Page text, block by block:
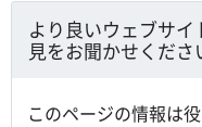
より良いウェブサ
見をお聞かせくださ
このページの情報は